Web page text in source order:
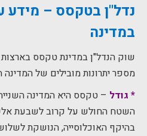
נדל"ן בטקסס – מידע
במדינה
שוק הנדל"ן במדינת טקסס
מספר יתרונות מובילים של המדינה
* גודל – טקסס היא המדינה
השטח החולש על קרוב לשבעת
בהיקף האוכלוסייה, הנושקת